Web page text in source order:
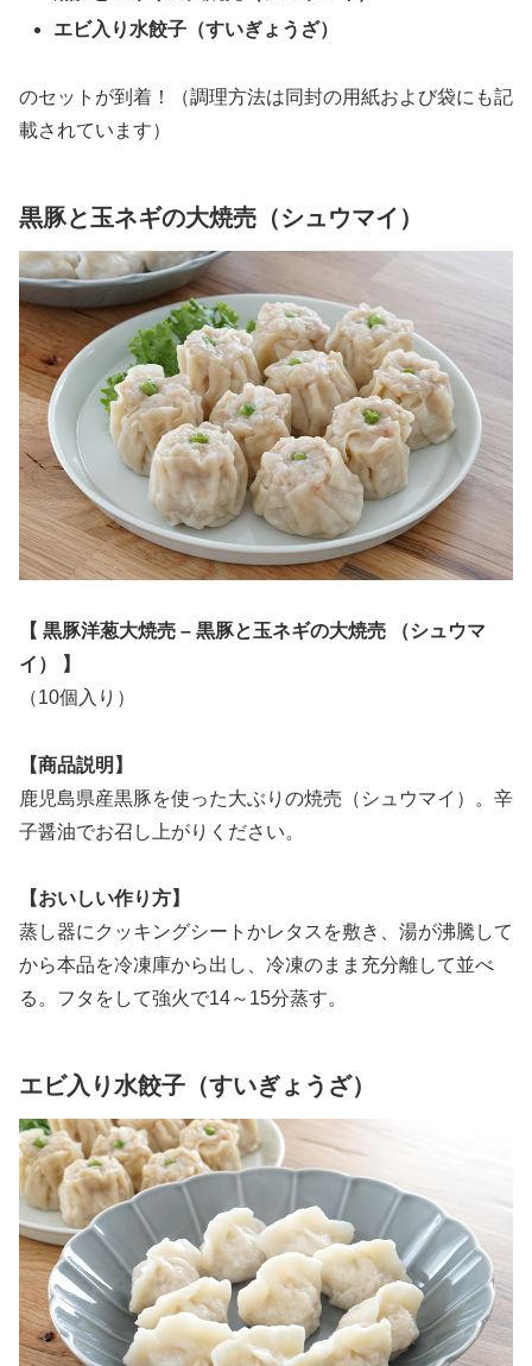
エビ入り水餃子（すいぎょうざ）
のセットが到着！（調理方法は同封の用紙および袋にも記
載されています）
黒豚と玉ネギの大焼売（シュウマイ）
【 黒豚洋葱大焼売 – 黒豚と玉ネギの大焼売 （シュウマ
イ） 】
（10個入り）
【商品説明】
鹿児島県産黒豚を使った大ぶりの焼売（シュウマイ）。辛
子醤油でお召し上がりください。
【おいしい作り方】
蒸し器にクッキングシートかレタスを敷き、湯が沸騰して
から本品を冷凍庫から出し、冷凍のまま充分離して並べ
る。フタをして強火で14～15分蒸す。
エビ入り水餃子（すいぎょうざ）